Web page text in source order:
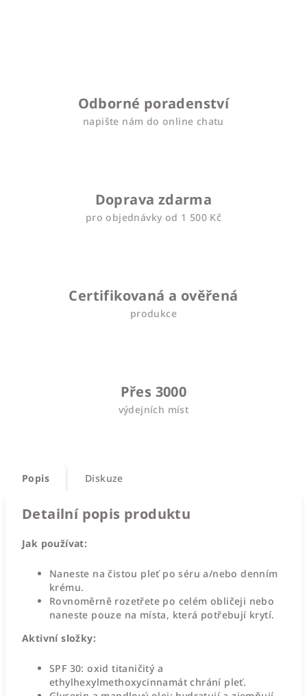
Odborné poradenství
napište nám do online chatu
Doprava zdarma
pro objednávky od 1 500 Kč
Certifikovaná a ověřená
produkce
Přes 3000
výdejních míst
Popis Diskuze
Detailní popis produktu
Jak používat:
Naneste na čistou pleť po séru a/nebo denním
krému.
Rovnoměrně rozetřete po celém obličeji nebo
naneste pouze na místa, která potřebují krytí.
Aktivní složky:
SPF 30: oxid titaničitý a
ethylhexylmethoxycinnamát chrání pleť.